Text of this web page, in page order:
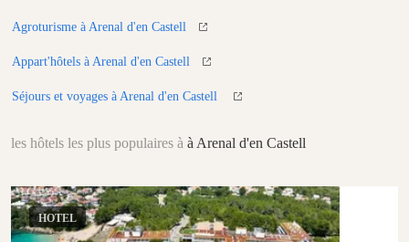
Agroturisme à Arenal d'en Castell
Appart'hôtels à Arenal d'en Castell
Séjours et voyages à Arenal d'en Castell
les hôtels les plus populaires à à Arenal d'en Castell
HOTEL